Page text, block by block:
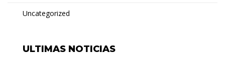
Uncategorized
ULTIMAS NOTICIAS